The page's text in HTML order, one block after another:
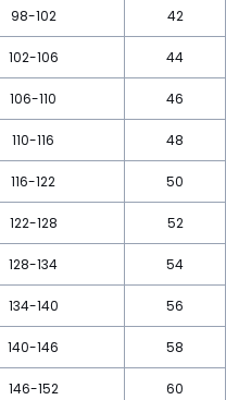
98-102 42
102-106 44
106-110 46
110-116 48
116-122 50
122-128 52
128-134 54
134-140 56
140-146 58
146-152 60